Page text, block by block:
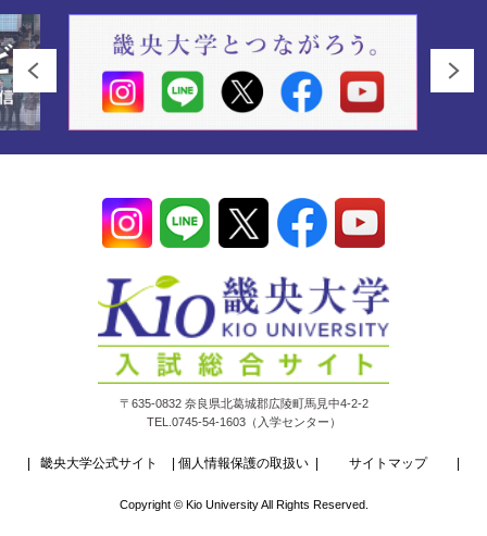
〒635-0832 奈良県北葛城郡広陵町馬見中4-2-2
TEL.0745-54-1603（入学センター）
畿央大学公式サイト 個人情報保護の取扱い サイトマップ
Copyright © Kio University All Rights Reserved.